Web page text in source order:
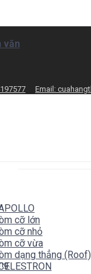
văn
Email:
cỡ lớn
cỡ nhỏ
cỡ vừa
dạng thẳng (Roof)